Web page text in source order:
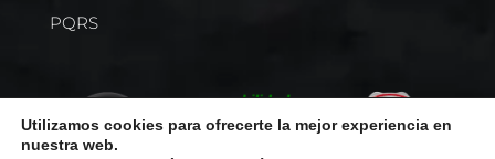
PQRS
Utilizamos cookies para ofrecerte la mejor experiencia en
nuestra web.